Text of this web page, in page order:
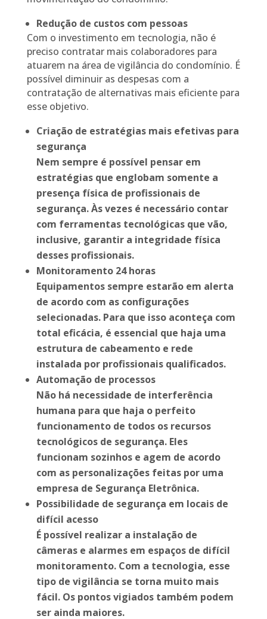
Redução de custos com pessoas
Com o investimento em tecnologia, não é
preciso contratar mais colaboradores para
atuarem na área de vigilância do condomínio. É
possível diminuir as despesas com a
contratação de alternativas mais eficiente para
esse objetivo.
Criação de estratégias mais efetivas para
segurança
Nem sempre é possível pensar em
estratégias que englobam somente a
presença física de profissionais de
segurança. Às vezes é necessário contar
com ferramentas tecnológicas que vão,
inclusive, garantir a integridade física
desses profissionais.
Monitoramento 24 horas
Equipamentos sempre estarão em alerta
de acordo com as configurações
selecionadas. Para que isso aconteça com
total eficácia, é essencial que haja uma
estrutura de cabeamento e rede
instalada por profissionais qualificados.
Automação de processos
Não há necessidade de interferência
humana para que haja o perfeito
funcionamento de todos os recursos
tecnológicos de segurança. Eles
funcionam sozinhos e agem de acordo
com as personalizações feitas por uma
empresa de Segurança Eletrônica.
Possibilidade de segurança em locais de
difícil acesso
É possível realizar a instalação de
câmeras e alarmes em espaços de difícil
monitoramento. Com a tecnologia, esse
tipo de vigilância se torna muito mais
fácil. Os pontos vigiados também podem
ser ainda maiores.